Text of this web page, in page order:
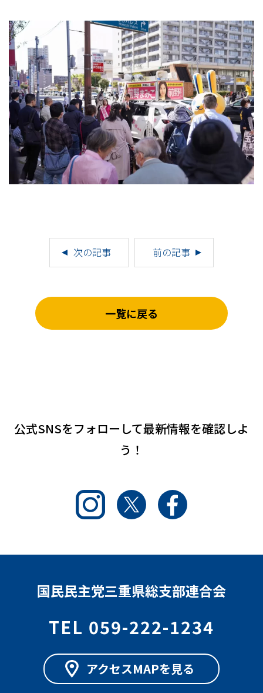
次の記事 前の記事
一覧に戻る
公式SNSをフォローして最新情報を確認しよ
う！
Instagram Twitter
国民民主党三重県総支部連合会
TEL 059-222-1234
アクセスMAPを見る